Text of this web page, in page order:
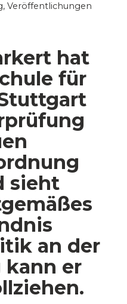
,Veröffentlichungen
hat
für
sieht
an der
kann er